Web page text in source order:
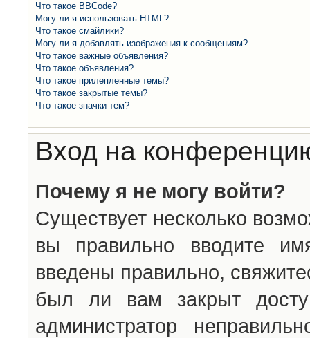
Что такое BBCode?
Могу ли я использовать HTML?
Что такое смайлики?
Могу ли я добавлять изображения к сообщениям?
Что такое важные объявления?
Что такое объявления?
Что такое прилепленные темы?
Что такое закрытые темы?
Что такое значки тем?
Вход на
Почему я не могу войти?
Существует несколько
вы правильно вводите
введены правильно,
был ли вам закрыт
администратор